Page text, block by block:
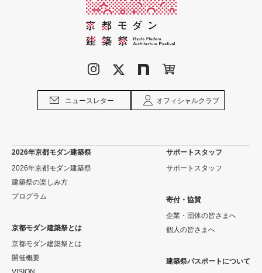
ニュースレター オフィシャルクラブ
2026年京都モダン建築祭
2026年京都モダン建築祭
建築祭の楽しみ方
プログラム
京都モダン建築祭とは
京都モダン建築祭とは
開催概要
サポートスタッフ
サポートスタッフ
寄付・協賛
企業・団体の皆さまへ
個人の皆さまへ
建築祭パスポートについて